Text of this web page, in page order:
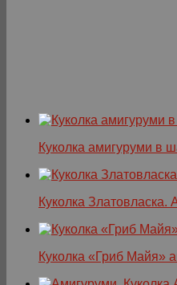
Куколка амигуруми в
Куколка Златовласка.
Куколка «Гриб Майя»